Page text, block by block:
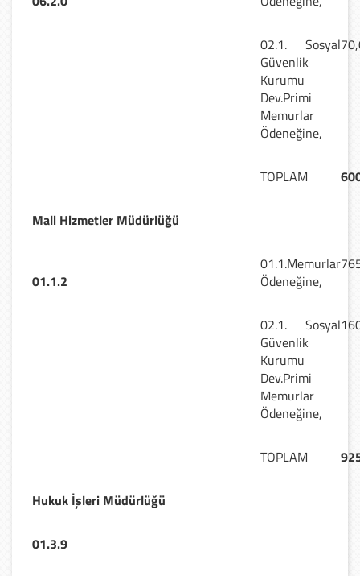
02.1. Sosyal
Güvenlik
Kurumu
Dev.Primi
Memurlar
Ödeneğine,
TOPLAM
Mali Hizmetler Müdürlüğü
01.1.2
01.1.Memurlar
Ödeneğine,
02.1. Sosyal
Güvenlik
Kurumu
Dev.Primi
Memurlar
Ödeneğine,
TOPLAM
Hukuk İşleri Müdürlüğü
01.3.9